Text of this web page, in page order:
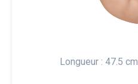
Longueur : 47.5 cm